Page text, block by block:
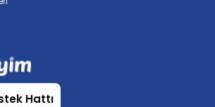
Hattı